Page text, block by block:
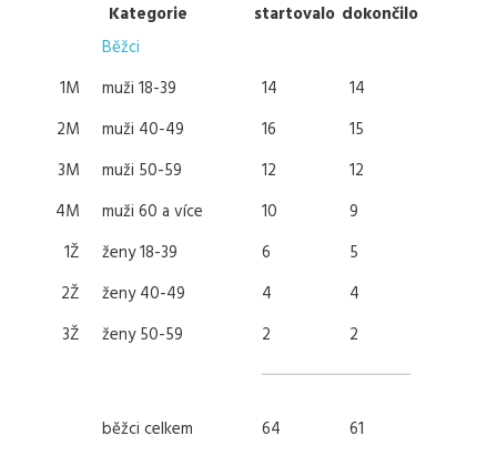
Kategorie
startovalo dokončilo
Běžci
1M
muži 18-39 14
14
2M
muži 40-49 16
15
3M
muži 50-59 12
12
4M
muži 60 a více 10
9
1Ž
ženy 18-39 6
5
2Ž
ženy 40-49 4
4
3Ž
ženy 50-59 2 2
běžci celkem 64 61